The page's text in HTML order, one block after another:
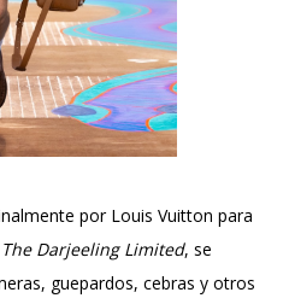
por Louis Vuitton para
The Darjeeling Limited, se
guepardos, cebras y otros